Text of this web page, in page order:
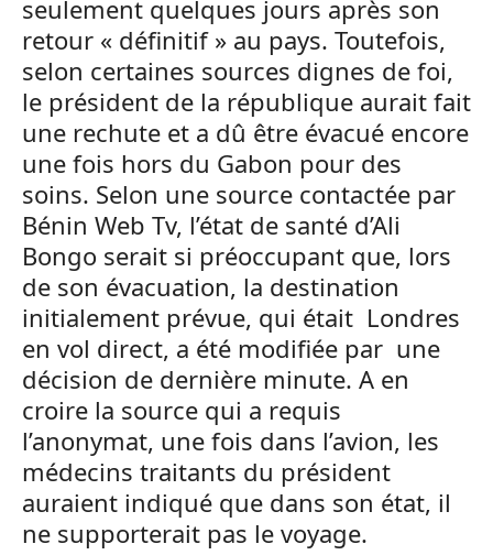
seulement quelques jours après son
retour « définitif » au pays. Toutefois,
selon certaines sources dignes de foi,
le président de la république aurait fait
une rechute et a dû être évacué encore
une fois hors du Gabon pour des
soins. Selon une source contactée par
Bénin Web Tv, l’état de santé d’Ali
Bongo serait si préoccupant que, lors
de son évacuation, la destination
initialement prévue, qui était Londres
en vol direct, a été modifiée par une
décision de dernière minute. A en
croire la source qui a requis
l’anonymat, une fois dans l’avion, les
médecins traitants du président
auraient indiqué que dans son état, il
ne supporterait pas le voyage.